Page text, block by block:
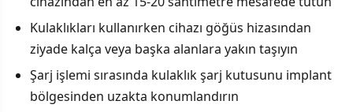
Kulaklıkları kullanırken cihazı göğüs hizasından
ziyade kalça veya başka alanlara yakın taşıyın
Şarj işlemi sırasında kulaklık şarj kutusunu implant
bölgesinden uzakta konumlandırın